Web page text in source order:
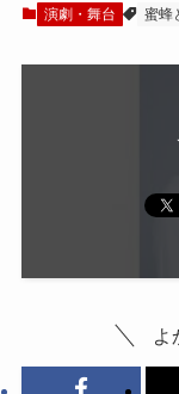
演劇・舞台 蜜蜂
よ